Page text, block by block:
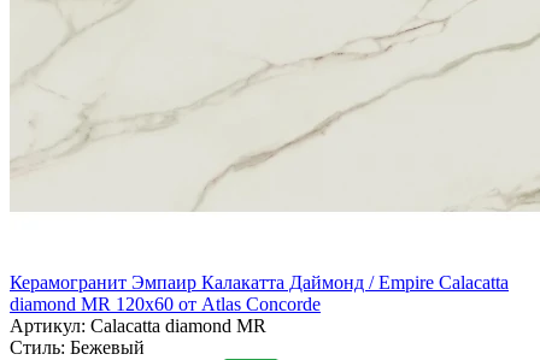
Керамогранит Эмпаир Калакатта Даймонд / Empire Calacatta
diamond MR 120x60 от Atlas Concorde
Артикул: Calacatta diamond MR
Стиль: Бежевый